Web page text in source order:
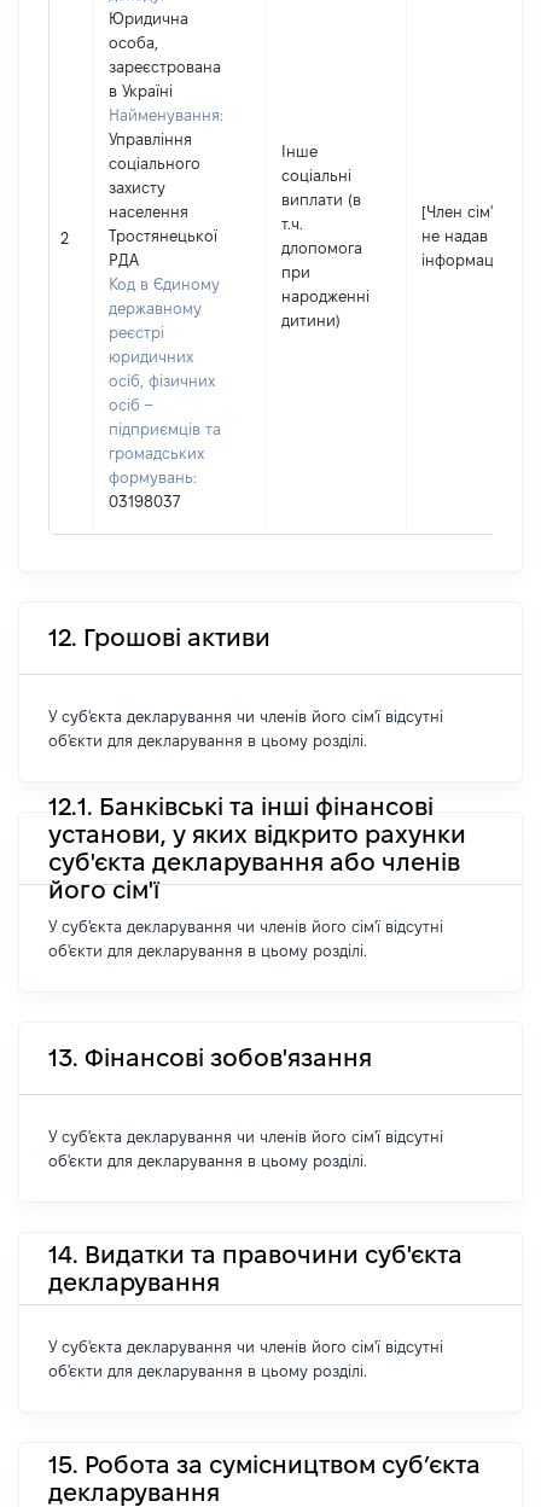
2
Юридична
особа,
зареєстрована
в Україні
Найменування:
Управління
соціального
захисту
населення
Тростянецької
РДА
Код в Єдиному
державному
реєстрі
юридичних
осіб, фізичних
осіб –
підприємців та
громадських
формувань:
03198037
Інше
соціальні
виплати (в
т.ч.
длопомога
при
народженні
дитини)
[Член сім'ї
не надав
інформацію]
12. Грошові активи
У суб'єкта декларування чи членів його сім'ї відсутні
об'єкти для декларування в цьому розділі.
12.1. Банківські та інші фінансові
установи, у яких відкрито рахунки
суб'єкта декларування або членів
його сім'ї
У суб'єкта декларування чи членів його сім'ї відсутні
об'єкти для декларування в цьому розділі.
13. Фінансові зобов'язання
У суб'єкта декларування чи членів його сім'ї відсутні
об'єкти для декларування в цьому розділі.
14. Видатки та правочини суб'єкта
декларування
У суб'єкта декларування чи членів його сім'ї відсутні
об'єкти для декларування в цьому розділі.
15. Робота за сумісництвом суб’єкта
декларування